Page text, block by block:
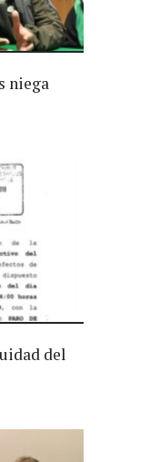
niega
del